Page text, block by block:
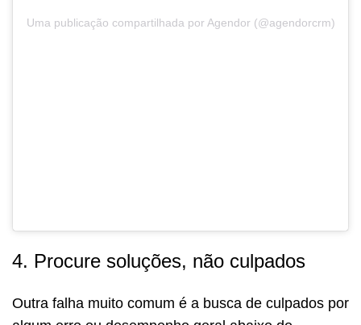
Uma publicação compartilhada por Agendor (@agendorcrm)
4. Procure soluções, não culpados
Outra falha muito comum é a busca de culpados por